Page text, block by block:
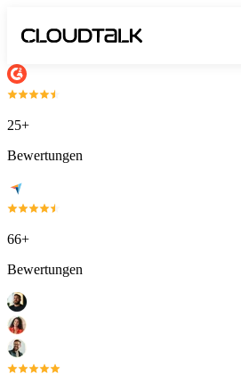
25+
Bewertungen
66+
Bewertungen